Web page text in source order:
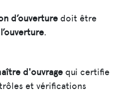
d’ouverture doit être
.
d'ouvrage qui certifie
et vérifications